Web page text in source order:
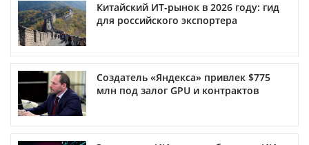
Китайский ИТ-рынок в 2026 году: гид
для российского экспортера
Создатель «Яндекса» привлек $775
млн под залог GPU и контрактов